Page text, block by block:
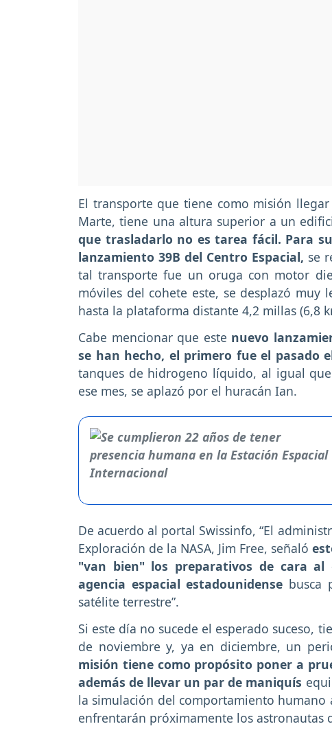
El transporte que tiene como misión
Marte, tiene una altura superior a un
que trasladarlo no es tarea fácil. Para
lanzamiento 39B del Centro Espacial, se
tal transporte fue un oruga con motor
móviles del cohete este, se desplazó
hasta la plataforma distante 4,2 millas (6,8
Cabe mencionar que este nuevo
se han hecho, el primero fue el pasado
tanques de hidrogeno líquido, al igual
ese mes, se aplazó por el huracán Ian.
De acuerdo al portal Swissinfo, “El
Exploración de la NASA, Jim Free, señaló
"van bien" los preparativos de cara
agencia espacial estadounidense busca
satélite terrestre”.
Si este día no sucede el esperado suceso,
de noviembre y, ya en diciembre, un
misión tiene como propósito poner a
además de llevar un par de maniquís
la simulación del comportamiento humano
enfrentarán próximamente los astronautas